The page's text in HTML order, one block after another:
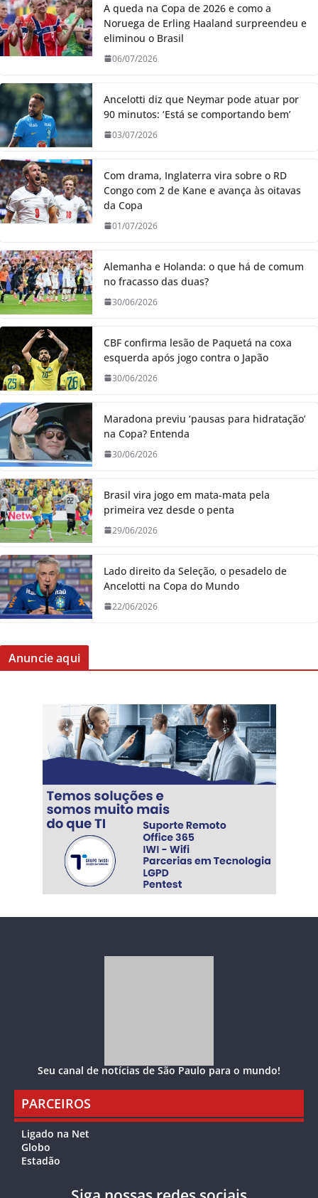
A queda na Copa de 2026 e como a
Noruega de Erling Haaland surpreendeu e
eliminou o Brasil
06/07/2026
Ancelotti diz que Neymar pode atuar por
90 minutos: ‘Está se comportando bem’
03/07/2026
Com drama, Inglaterra vira sobre o RD
Congo com 2 de Kane e avança às oitavas
da Copa
01/07/2026
Alemanha e Holanda: o que há de comum
no fracasso das duas?
30/06/2026
CBF confirma lesão de Paquetá na coxa
esquerda após jogo contra o Japão
30/06/2026
Maradona previu ‘pausas para hidratação’
na Copa? Entenda
30/06/2026
Brasil vira jogo em mata-mata pela
primeira vez desde o penta
29/06/2026
Lado direito da Seleção, o pesadelo de
Ancelotti na Copa do Mundo
22/06/2026
Anuncie aqui
Seu canal de notícias de São Paulo para o mundo!
PARCEIROS
Ligado na Net
Globo
Estadão